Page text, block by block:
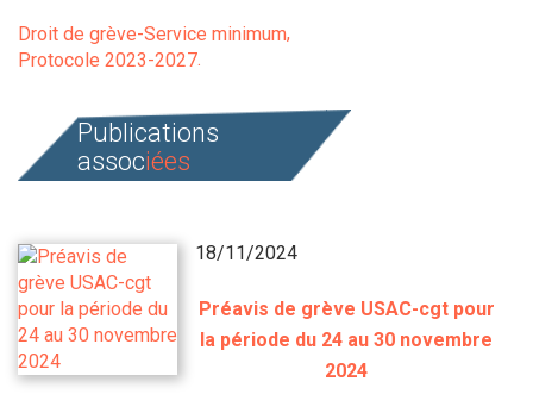
Droit de grève-Service minimum
Protocole 2023-2027
Publications
associées
18/11/2024
Préavis de grève USAC-cgt pour
la période du 24 au 30 novembre
2024